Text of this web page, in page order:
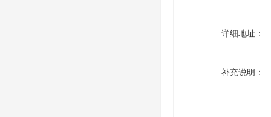
详细地址：
补充说明：